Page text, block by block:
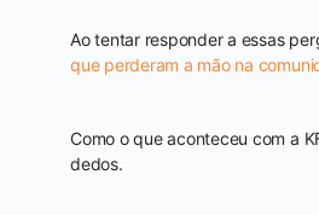
Ao tentar responder a essas
que perderam a mão na
Como o que aconteceu com a
dedos.